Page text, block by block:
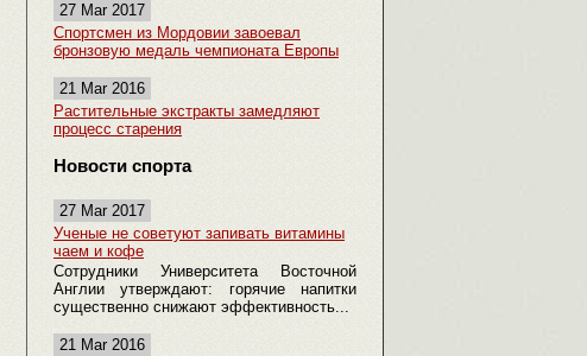
27 Mar 2017
Спортсмен из Мордовии завоевал
бронзовую медаль чемпионата Европы
21 Mar 2016
Растительные экстракты замедляют
процесс старения
Новости спорта
27 Mar 2017
Ученые не советуют запивать витамины
чаем и кофе
Сотрудники Университета Восточной
Англии утверждают: горячие напитки
существенно снижают эффективность...
21 Mar 2016